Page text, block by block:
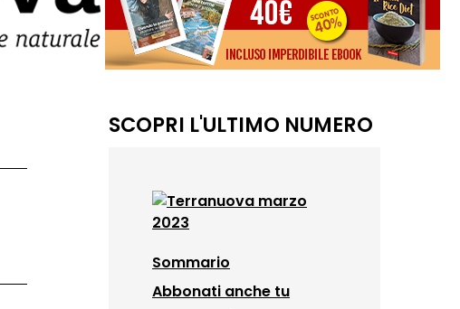
SCOPRI L'ULTIMO NUMERO
Sommario
Abbonati anche tu